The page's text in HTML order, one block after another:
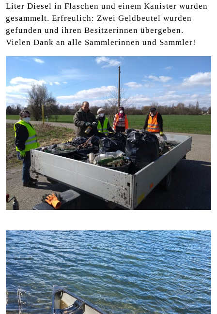
Liter Diesel in Flaschen und einem Kanister wurden
gesammelt. Erfreulich: Zwei Geldbeutel wurden
gefunden und ihren Besitzerinnen übergeben.
Vielen Dank an alle Sammlerinnen und Sammler!